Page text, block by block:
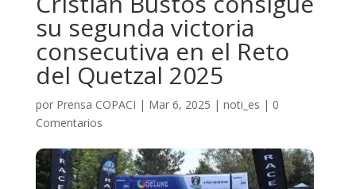
su segunda victoria
consecutiva en el Reto
del Quetzal 2025
por Prensa COPACI | Mar 6, 2025 | noti_es | 0
Comentarios